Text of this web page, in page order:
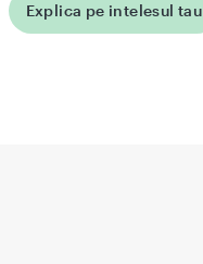
Explica pe intelesul tau